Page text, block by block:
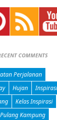
COMMENTS
Perjalanan
Hujan
Inspirasi
Kelas Inspirasi
Pulang Kampung